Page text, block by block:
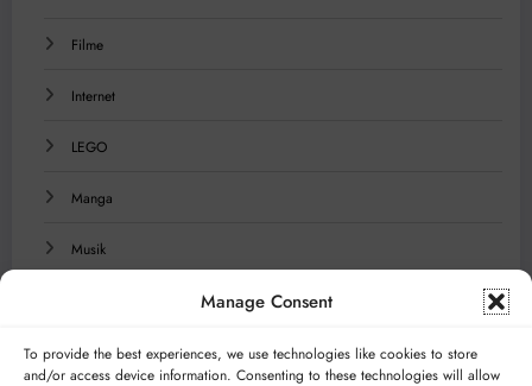
Manage Consent
To provide the best experiences, we use technologies like cookies to store
and/or access device information. Consenting to these technologies will allow
Filme
Internet
LEGO
Manga
Musik
Serien